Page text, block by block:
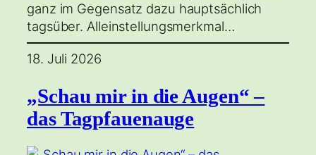
ganz im Gegensatz dazu hauptsächlich
tagsüber. Alleinstellungsmerkmal…
18. Juli 2026
„Schau mir in die Augen“ –
das Tagpfauenauge